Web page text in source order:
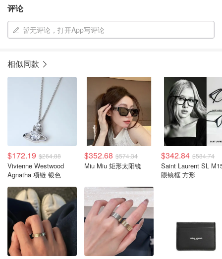
评论
暂无评论，打开App写评论
相似同款
$172.19 $264.88
Vivienne Westwood
Agnatha 项链 银色
$352.68 $574.34
Miu Miu 矩形太阳镜
$342.84 $584.74
Saint Laurent SL
眼镜框 方形